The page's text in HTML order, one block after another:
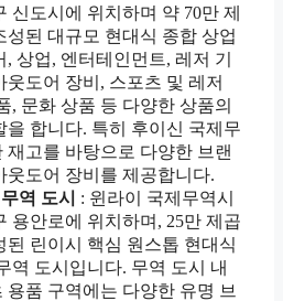
신도시에 위치하며 약 70만 제
성된 대규모 현대식 종합 상업
, 상업, 엔터테인먼트, 레저 기
웃도어 장비, 스포츠 및 레저
, 문화 상품 등 다양한 상품의
을 합니다. 특히 후이신 국제무
재고를 바탕으로 다양한 브랜
웃도어 장비를 제공합니다.
역 도시
: 윈라이 국제무역시
용안로에 위치하며, 25만 제곱
된 린이시 핵심 원스톱 현대식
역 도시입니다. 무역 도시 내
용품 구역에는 다양한 유명 브